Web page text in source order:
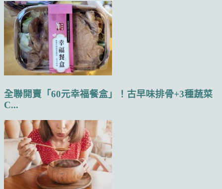
全聯開賣「60元幸福餐盒」！古早味排骨+3種蔬菜
C...